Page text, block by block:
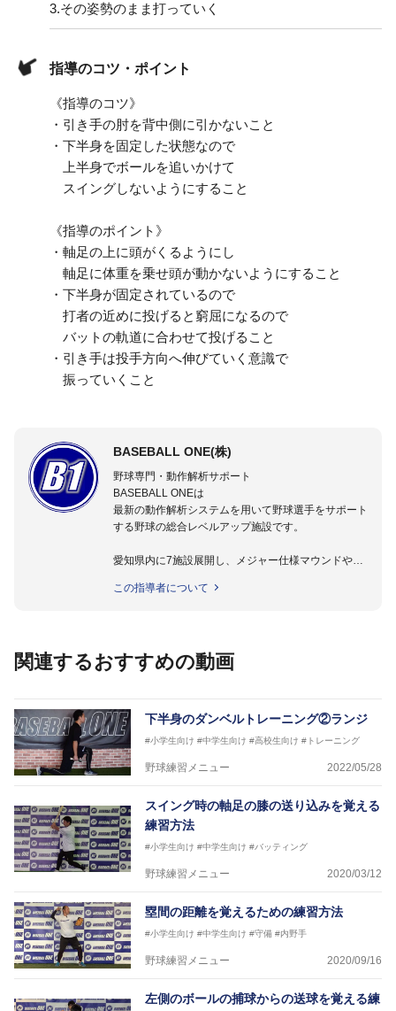
3.その姿勢のまま打っていく
指導のコツ・ポイント
《指導のコツ》
・引き手の肘を背中側に引かないこと
・下半身を固定した状態なので
上半身でボールを追いかけて
スイングしないようにすること
《指導のポイント》
・軸足の上に頭がくるようにし
軸足に体重を乗せ頭が動かないようにすること
・下半身が固定されているので
打者の近めに投げると窮屈になるので
バットの軌道に合わせて投げること
・引き手は投手方向へ伸びていく意識で
振っていくこと
BASEBALL ONE(株)
野球専門・動作解析サポート
BASEBALL ONEは
最新の動作解析システムを用いて野球選手をサポート
する野球の総合レベルアップ施設です。
愛知県内に7施設展開し、メジャー仕様マウンドやト
動作解析システムを用いて、小学生からプロ野球選手
この指導者について
関連するおすすめの動画
下半身のダンベルトレーニング②ランジ
#小学生向け #中学生向け #高校生向け #トレーニング
野球練習メニュー 2022/05/28
スイング時の軸足の膝の送り込みを覚える
練習方法
#小学生向け #中学生向け #バッティング
野球練習メニュー 2020/03/12
塁間の距離を覚えるための練習方法
#小学生向け #中学生向け #守備 #内野手
野球練習メニュー 2020/09/16
左側のボールの捕球からの送球を覚える練